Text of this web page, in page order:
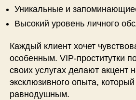
Уникальные и
Высокий уровень личного
Каждый клиент хочет
особенным. VIP-проститутки
своих услугах делают акцент
эксклюзивного опыта,
равнодушным.